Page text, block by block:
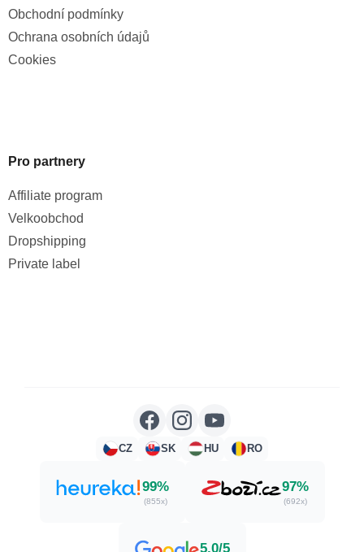
Obchodní podmínky
Ochrana osobních údajů
Cookies
Pro partnery
Affiliate program
Velkoobchod
Dropshipping
Private label
CZ SK HU RO
99%
(855x)
97%
(692x)
5,0/5